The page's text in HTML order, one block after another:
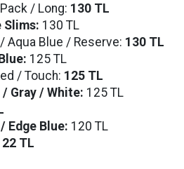
/ Long: 130 TL
Slims: 130 TL
Aqua Blue / Reserve: 130 TL
125 TL
/ Touch: 125 TL
Gray / White: 125 TL
Edge Blue: 120 TL
TL